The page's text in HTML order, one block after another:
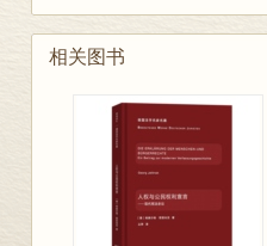
相关图书